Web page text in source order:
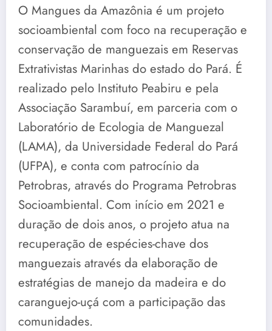
O Mangues da Amazônia é um projeto
socioambiental com foco na recuperação e
conservação de manguezais em Reservas
Extrativistas Marinhas do estado do Pará. É
realizado pelo Instituto Peabiru e pela
Associação Sarambuí, em parceria com o
Laboratório de Ecologia de Manguezal
(LAMA), da Universidade Federal do Pará
(UFPA), e conta com patrocínio da
Petrobras, através do Programa Petrobras
Socioambiental. Com início em 2021 e
duração de dois anos, o projeto atua na
recuperação de espécies-chave dos
manguezais através da elaboração de
estratégias de manejo da madeira e do
caranguejo-uçá com a participação das
comunidades.